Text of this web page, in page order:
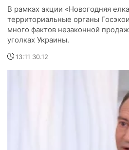
В рамках акции «Новогодняя
территориальные органы
много фактов незаконной
уголках Украины.
13:11 30.12